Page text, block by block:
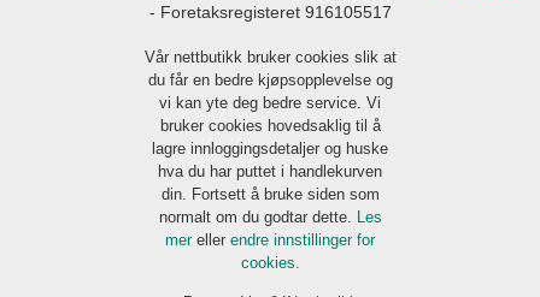
- Foretaksregisteret 916105517
Vår nettbutikk bruker cookies slik at
du får en bedre kjøpsopplevelse og
vi kan yte deg bedre service. Vi
bruker cookies hovedsaklig til å
lagre innloggingsdetaljer og huske
hva du har puttet i handlekurven
din. Fortsett å bruke siden som
normalt om du godtar dette. Les
mer eller endre innstillinger for
cookies.